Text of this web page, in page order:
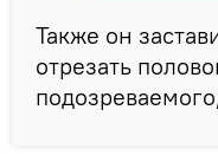
Также он
отрезать